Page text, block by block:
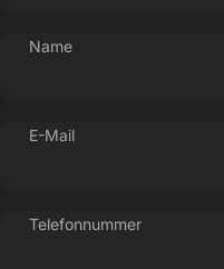
Name
E-Mail
Telefonnummer